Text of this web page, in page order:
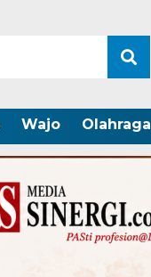
Wajo Olahraga